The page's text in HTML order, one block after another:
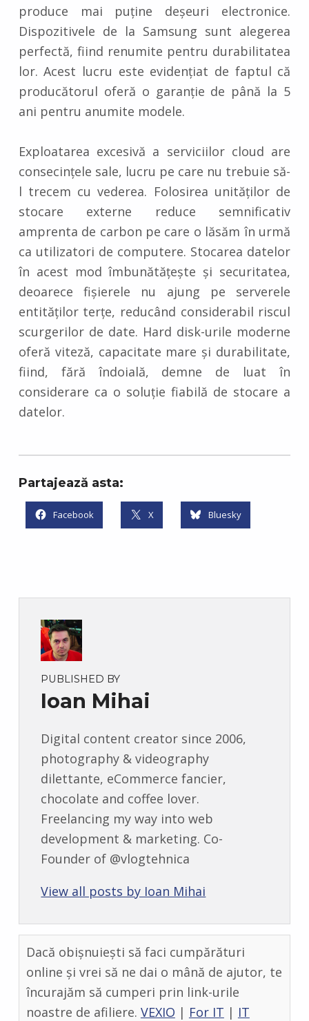
produce mai puține deșeuri electronice.
Dispozitivele de la Samsung sunt alegerea
perfectă, fiind renumite pentru durabilitatea
lor. Acest lucru este evidențiat de faptul că
producătorul oferă o garanție de până la 5
ani pentru anumite modele.
Exploatarea excesivă a serviciilor cloud are
consecințele sale, lucru pe care nu trebuie să-
l trecem cu vederea. Folosirea unităților de
stocare externe reduce semnificativ
amprenta de carbon pe care o lăsăm în urmă
ca utilizatori de computere. Stocarea datelor
în acest mod îmbunătățește și securitatea,
deoarece fișierele nu ajung pe serverele
entităților terțe, reducând considerabil riscul
scurgerilor de date. Hard disk-urile moderne
oferă viteză, capacitate mare și durabilitate,
fiind, fără îndoială, demne de luat în
considerare ca o soluție fiabilă de stocare a
datelor.
Partajează asta:
Facebook X Bluesky
PUBLISHED BY
Ioan Mihai
Digital content creator since 2006,
photography & videography
dilettante, eCommerce fancier,
chocolate and coffee lover.
Freelancing my way into web
development & marketing. Co-
Founder of @vlogtehnica
View all posts by Ioan Mihai
Dacă obișnuiești să faci cumpărături
online și vrei să ne dai o mână de ajutor, te
încurajăm să cumperi prin link-urile
noastre de afiliere. VEXIO | For IT | IT